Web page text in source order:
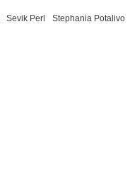
Sevik Perl Stephania Potalivo